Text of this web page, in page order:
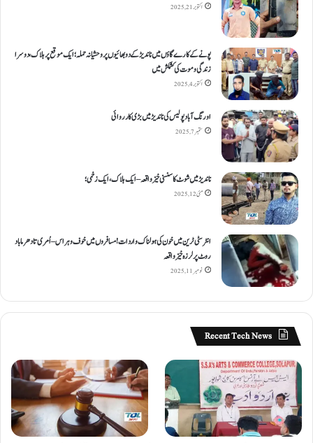
اکتوبر 21, 2025
پونے کے کارےگاؤں میں ناندیڑ کے دو بھائیوں پر وحشیانہ حملہ؛ ایک موقع پر ہلاک، دوسرا
زندگی و موت کی کشمکش میں
اکتوبر 4, 2025
اورنگ آباد پولیس کی ناندیڑ میں بڑی کارروائی
ستمبر 7, 2025
ناندیڑ میں شوٹ کا سنسنی خیز واقعہ – ایک ہلاک، ایک زخمی؛
مئی 12, 2025
انٹر سٹی ٹرین میں خون کی ہولناک واردات! مسافروں میں خوف و ہراس – اُمری تا دھرما باد
روٹ پر لرزہ خیز واقعہ
نومبر 11, 2025
Recent Tech News